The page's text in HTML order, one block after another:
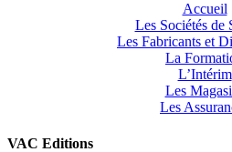
Accueil
Les Sociétés de
Les Fabricants et
La
L’Intérim
Les
Les
VAC Editions